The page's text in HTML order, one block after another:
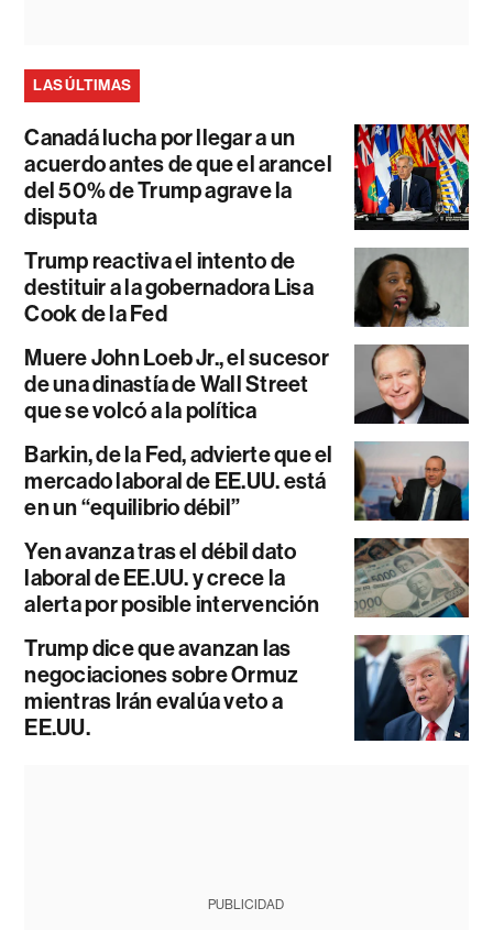
LAS ÚLTIMAS
Canadá lucha por llegar a un
acuerdo antes de que el arancel
del 50% de Trump agrave la
disputa
Trump reactiva el intento de
destituir a la gobernadora Lisa
Cook de la Fed
Muere John Loeb Jr., el sucesor
de una dinastía de Wall Street
que se volcó a la política
Barkin, de la Fed, advierte que el
mercado laboral de EE.UU. está
en un “equilibrio débil”
Yen avanza tras el débil dato
laboral de EE.UU. y crece la
alerta por posible intervención
Trump dice que avanzan las
negociaciones sobre Ormuz
mientras Irán evalúa veto a
EE.UU.
PUBLICIDAD